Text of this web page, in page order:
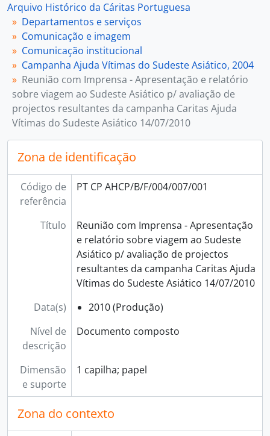
[Subsérie] 009 - Campanha Ajuda o Povo do Peru, 2007, 2007 - 2009
[Subsérie] 010 - Campanha País Solidário 2009, 2009 - 2010
[Subsérie] 011 - Campanha Ajuda ao Haiti, 2009, 2010
[Subsérie] 012 - Campanha Ajuda à Madeira, 2010, 2010 - 2011
[Subsérie] 013 - Exposições, 2003 - 2010
[Subsérie] 014 - Campanha Cáritas Socorre Moçambique, 2000, 2001 - 2005
[Subsérie] 015 - Campanha Ajuda à População do Kosovo, 1999, 1999
[Subsérie] 016 - Campanha Ajuda Afeganistão, 2001, 2001 - 2006
[Subsérie] 017 - Campanha Fome em Angola, Urgência de Caridade, 2002, 2002 - 2009
[Subsérie] 018 - Campanha Ajuda Haiti e República Dominicana, 2004, 2004 - 2007
[Subsérie] 019 - Campanha Ajuda Cabo Verde, 2005, 2005 - 2006
[Subsérie] 020 - Campanha Ajuda Moçambique, 2007, 2007
[Subsérie] 021 - Campanha Ajuda Vítimas do Bangladesh, 2007, 2007 - 2011
[Subsérie] 024 - Fundo Social Solidário, 2010 - 2017
[Subsérie] 025 - Campanha Ajuda Vítimas dos Incêndios, 2012, 2012
[Série] 005 - Recortes de imprensa, 1981 - 2020
[Série] 006 - Multimédia, [1941] - 2022
[Série] 007 - Objetos, 1948 - 2021
[Subsecção] H - Núcleo de Observação Social, 2003 - 2020
[Subsecção] I - Cooperação Internacional, 1990 - 2022
[Subsecção] J - Unidade de Estudos e de Instrumentos Sociais, 2018 - 2019
[Secção] C - Programas, 1946 - 2020
Arquivo Histórico da Cáritas Portuguesa
Departamentos e serviços
Comunicação e imagem
Comunicação institucional
Campanha Ajuda Vítimas do Sudeste Asiático, 2004
Reunião com Imprensa - Apresentação e relatório
sobre viagem ao Sudeste Asiático p/ avaliação de
projectos resultantes da campanha Caritas Ajuda
Vítimas do Sudeste Asiático 14/07/2010
Zona de identificação
Código de
referência
PT CP AHCP/B/F/004/007/001
Título
Reunião com Imprensa - Apresentação
e relatório sobre viagem ao Sudeste
Asiático p/ avaliação de projectos
resultantes da campanha Caritas Ajuda
Vítimas do Sudeste Asiático 14/07/2010
Data(s)
2010 (Produção)
Nível de
descrição
Documento composto
Dimensão
e suporte
1 capilha; papel
Zona do contexto